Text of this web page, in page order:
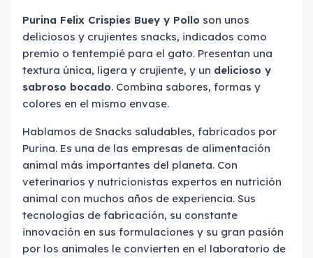
Purina Felix Crispies Buey y Pollo son unos
deliciosos y crujientes snacks, indicados como
premio o tentempié para el gato. Presentan una
textura única, ligera y crujiente, y un delicioso y
sabroso bocado. Combina sabores, formas y
colores en el mismo envase.
Hablamos de Snacks saludables, fabricados por
Purina. Es una de las empresas de alimentación
animal más importantes del planeta. Con
veterinarios y nutricionistas expertos en nutrición
animal con muchos años de experiencia. Sus
tecnologías de fabricación, su constante
innovación en sus formulaciones y su gran pasión
por los animales le convierten en el laboratorio de